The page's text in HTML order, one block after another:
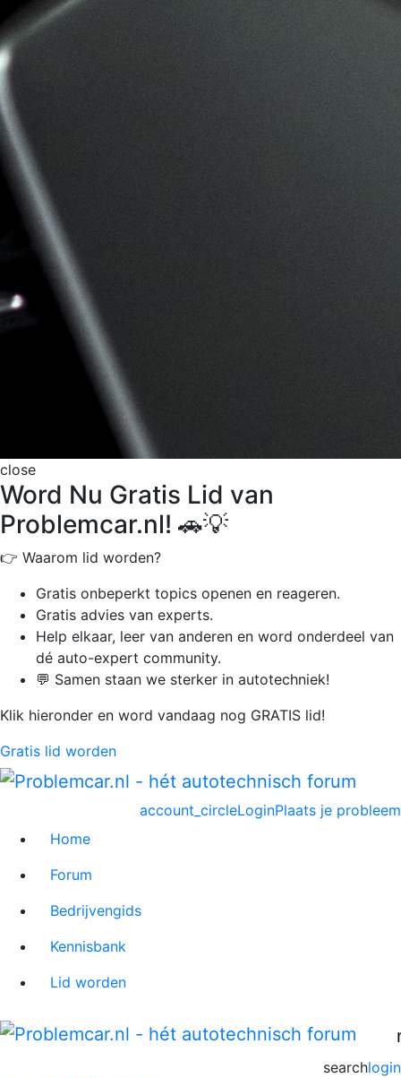
close
Word Nu Gratis Lid van
Problemcar.nl! 🚗💡
👉 Waarom lid worden?
Gratis onbeperkt topics openen en reageren.
Gratis advies van experts.
Help elkaar, leer van anderen en word onderdeel van
dé auto-expert community.
💬 Samen staan we sterker in autotechniek!
Klik hieronder en word vandaag nog GRATIS lid!
Gratis lid worden
Plaats je probleem
account_circleLogin
Home
Forum
Bedrijvengids
Kennisbank
Lid worden
login
search